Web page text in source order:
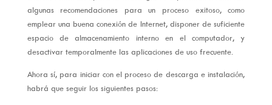
algunas recomendaciones para un proceso exitoso, como
emplear una buena conexión de Internet, disponer de suficiente
espacio de almacenamiento interno en el computador, y
desactivar temporalmente las aplicaciones de uso frecuente.
Ahora sí, para iniciar con el proceso de descarga e instalación,
habrá que seguir los siguientes pasos: